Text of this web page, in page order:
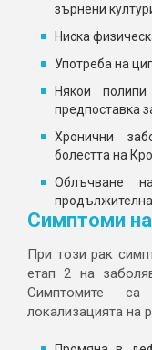
зърнени
Ниска
Употреба на
Някои
предпоставка
Хронични
болестта на
Облъчване
продължителна
Симптоми
При този рак
етап 2 на
Симптомите
локализацията на